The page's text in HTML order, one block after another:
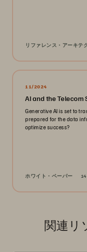
リファレンス・アーキテ
11/2024
AI and the Telecom
Generative AI is set to
prepared for the data
optimize success?
ホワイト・ペーパー 14
関連リ